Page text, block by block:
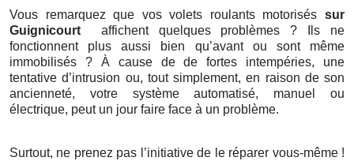
Vous remarquez que vos volets roulants motorisés sur
Guignicourt
affichent quelques problèmes ? Ils ne
fonctionnent plus aussi bien qu’avant ou sont même
immobilisés ? À cause de de fortes intempéries, une
tentative d’intrusion ou, tout simplement, en raison de son
ancienneté, votre système automatisé, manuel ou
électrique, peut un jour faire face à un problème.
Surtout, ne prenez pas l’initiative de le réparer vous-même !